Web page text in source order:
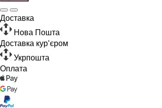
Доставка
Нова Пошта
Доставка кур'єром
Укрпошта
Оплата